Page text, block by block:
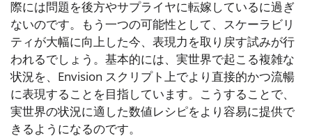
際には問題を後方やサプライヤに転嫁しているに過ぎ
ないのです。もう一つの可能性として、スケーラビリ
ティが大幅に向上した今、表現力を取り戻す試みが行
われるでしょう。基本的には、実世界で起こる複雑な
状況を、Envision スクリプト上でより直接的かつ流暢
に表現することを目指しています。こうすることで、
実世界の状況に適した数値レシピをより容易に提供で
きるようになるのです。